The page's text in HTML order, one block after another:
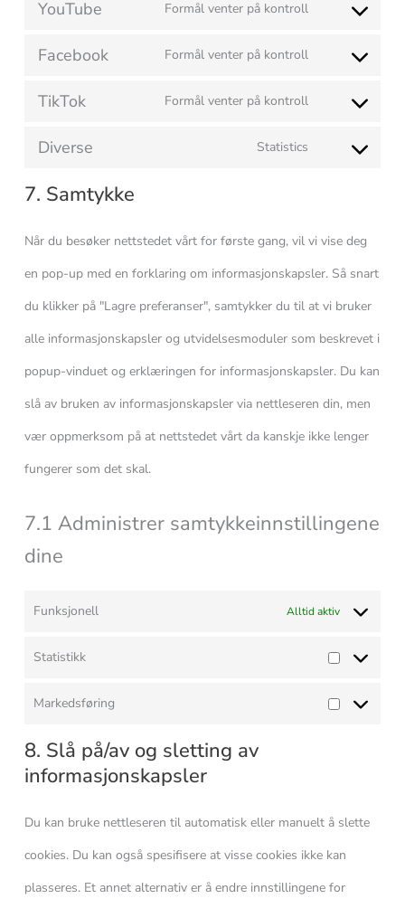
YouTube Formål venter på kontroll
Facebook Formål venter på kontroll
TikTok Formål venter på kontroll
Diverse Statistics
7. Samtykke
Når du besøker nettstedet vårt for første gang, vil vi vise deg
en pop-up med en forklaring om informasjonskapsler. Så snart
du klikker på "Lagre preferanser", samtykker du til at vi bruker
alle informasjonskapsler og utvidelsesmoduler som beskrevet i
popup-vinduet og erklæringen for informasjonskapsler. Du kan
slå av bruken av informasjonskapsler via nettleseren din, men
vær oppmerksom på at nettstedet vårt da kanskje ikke lenger
fungerer som det skal.
7.1 Administrer samtykkeinnstillingene
dine
Funksjonell Alltid aktiv
Statistikk
Markedsføring
8. Slå på/av og sletting av
informasjonskapsler
Du kan bruke nettleseren til automatisk eller manuelt å slette
cookies. Du kan også spesifisere at visse cookies ikke kan
plasseres. Et annet alternativ er å endre innstillingene for